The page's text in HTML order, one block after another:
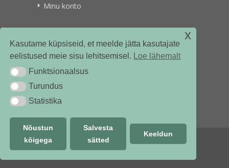
Kasutame küpsiseid, et meelde jätta kasutajate
eelistused meie sisu lehitsemisel. Loe lähemalt
Funktsionaalsus
Funktsionaalsus
TurundusTurundus
StatistikaStatistika
Nõustun
kõigega
Salvesta
sätted
Keeldun
x
Minu konto
VITAMIINIKULLER.EE
© vitamiinikuller.ee 2018